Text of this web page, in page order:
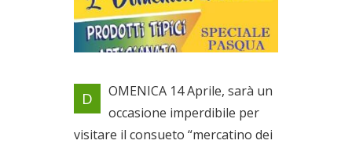
Il mercatino della 2°
Domenica del mese
Il 14/04/2019
D
OMENICA 14 Aprile, sarà un
occasione imperdibile per
visitare il consueto “mercatino dei